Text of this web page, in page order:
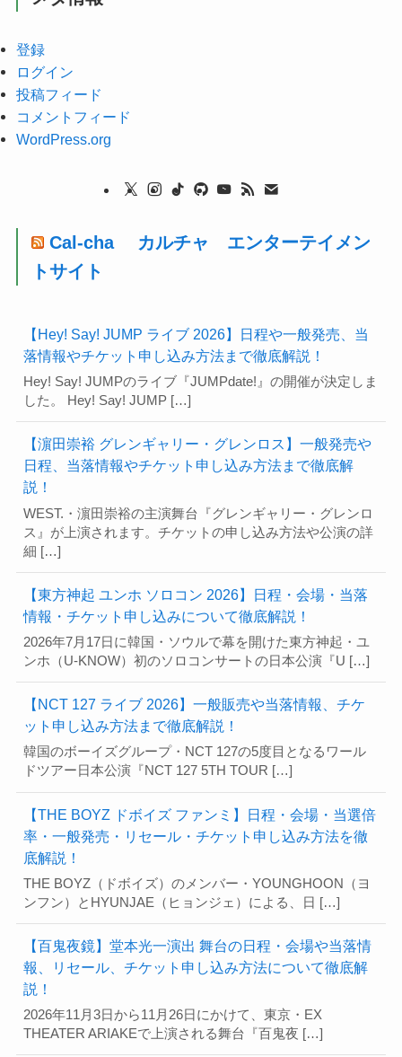
登録
ログイン
投稿フィード
コメントフィード
WordPress.org
Cal-cha カルチャ エンターテイメン
トサイト
【Hey! Say! JUMP ライブ 2026】日程や一般発売、当
落情報やチケット申し込み方法まで徹底解説！
Hey! Say! JUMPのライブ『JUMPdate!』の開催が決定しま
した。 Hey! Say! JUMP […]
【濵田崇裕 グレンギャリー・グレンロス】一般発売や
日程、当落情報やチケット申し込み方法まで徹底解
説！
WEST.・濵田崇裕の主演舞台『グレンギャリー・グレンロ
ス』が上演されます。チケットの申し込み方法や公演の詳
細 […]
【東方神起 ユンホ ソロコン 2026】日程・会場・当落
情報・チケット申し込みについて徹底解説！
2026年7月17日に韓国・ソウルで幕を開けた東方神起・ユ
ンホ（U-KNOW）初のソロコンサートの日本公演『U […]
【NCT 127 ライブ 2026】一般販売や当落情報、チケ
ット申し込み方法まで徹底解説！
韓国のボーイズグループ・NCT 127の5度目となるワール
ドツアー日本公演『NCT 127 5TH TOUR […]
【THE BOYZ ドボイズ ファンミ】日程・会場・当選倍
率・一般発売・リセール・チケット申し込み方法を徹
底解説！
THE BOYZ（ドボイズ）のメンバー・YOUNGHOON（ヨ
ンフン）とHYUNJAE（ヒョンジェ）による、日 […]
【百鬼夜鏡】堂本光一演出 舞台の日程・会場や当落情
報、リセール、チケット申し込み方法について徹底解
説！
2026年11月3日から11月26日にかけて、東京・EX
THEATER ARIAKEで上演される舞台『百鬼夜 […]